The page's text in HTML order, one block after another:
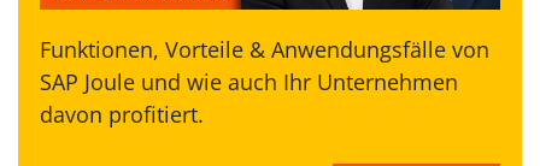
Funktionen, Vorteile & Anwendungsfälle von
SAP Joule und wie auch Ihr Unternehmen
davon profitiert.